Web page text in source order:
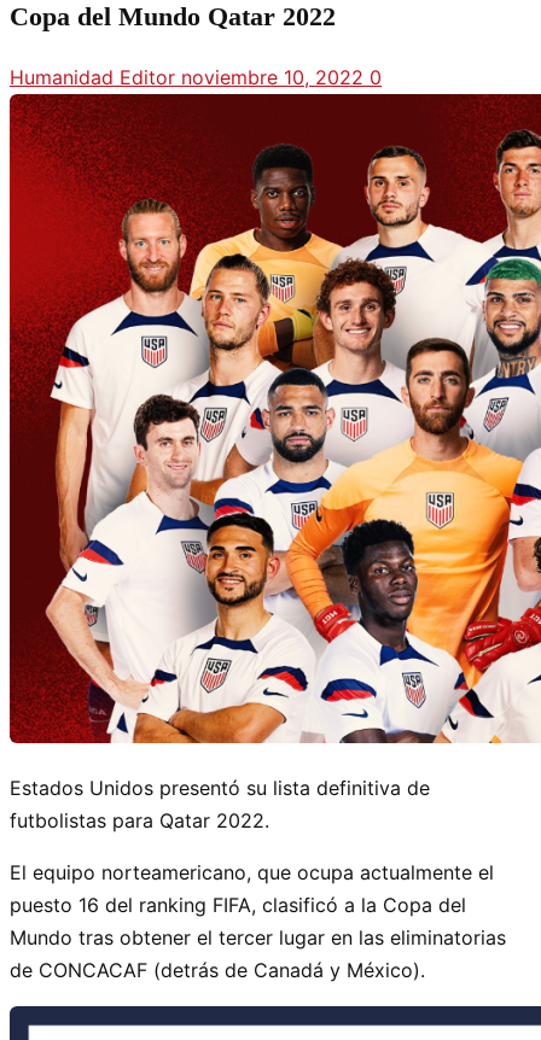
Copa del Mundo Qatar 2022
Humanidad Editor noviembre 10, 2022 0
Estados Unidos presentó su lista definitiva de
futbolistas para Qatar 2022.
El equipo norteamericano, que ocupa actualmente el
puesto 16 del ranking FIFA, clasificó a la Copa del
Mundo tras obtener el tercer lugar en las eliminatorias
de CONCACAF (detrás de Canadá y México).